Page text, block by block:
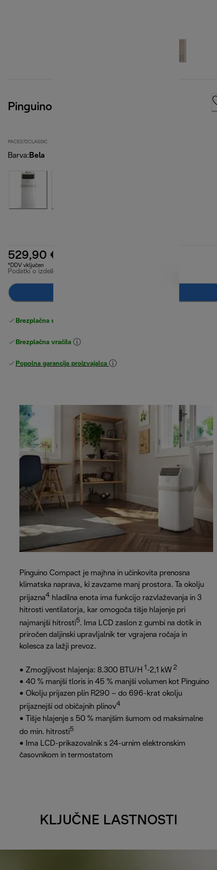
Pinguino Compact
PACES72CLASSIC
Barva: Bela
529,90 €
*DDV vključen
Podatki o izdelku
Brezplačna standardna dostava
Brezplačna vračila
Popolna garancija proizvajalca
Pinguino Compact je majhna in učinkovita prenosna
klimatska naprava, ki zavzame manj prostora. Ta okolju
prijazna4 hladilna enota ima funkcijo razvlaževanja in 3
hitrosti ventilatorja, kar omogoča tišje hlajenje pri
najmanjši hitrosti5. Ima LCD zaslon z gumbi na dotik in
priročen daljinski upravljalnik ter vgrajena ročaja in
kolesca za lažji prevoz.
• Zmogljivost hlajenja: 8.300 BTU/H 1 -2,1 kW 2
• 40 % manjši tloris in 45 % manjši volumen kot Pinguino
• Okolju prijazen plin R290 – do 696-krat okolju
prijaznejši od običajnih plinov4
• Tišje hlajenje s 50 % manjšim šumom od maksimalne
do min. hitrosti5
• Ima LCD-prikazovalnik s 24-urnim elektronskim
časovnikom in termostatom
KLJUČNE LASTNOSTI